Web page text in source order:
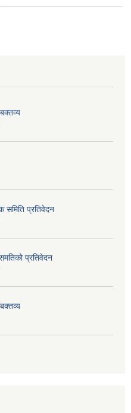
समिति प्रतिवेदन
प्रतिवेदन